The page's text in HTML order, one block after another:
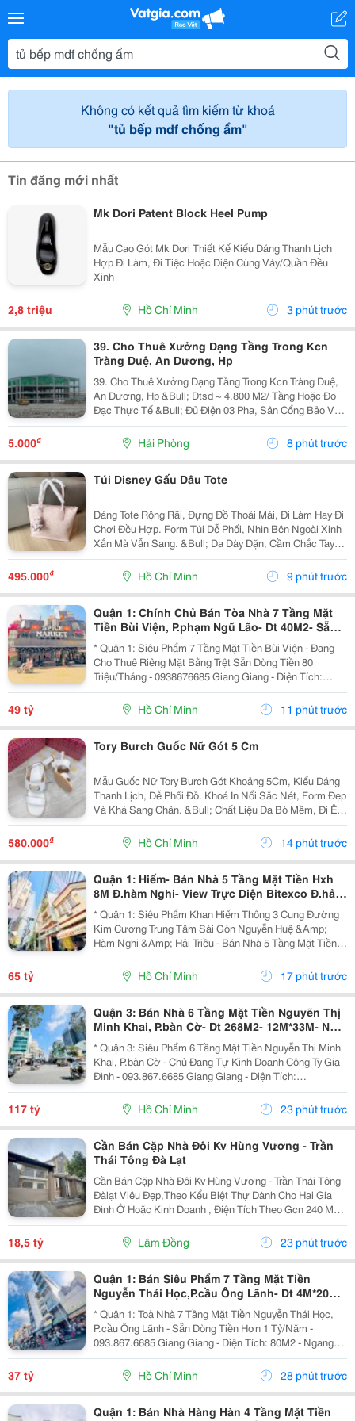
Không có kết quả tìm kiếm từ khoá
"tủ bếp mdf chống ẩm"
Tin đăng mới nhất
Mk Dori Patent Block Heel Pump
Mẫu Cao Gót Mk Dori Thiết Kế Kiểu Dáng Thanh Lịch
Hợp Đi Làm, Đi Tiệc Hoặc Diện Cùng Váy/Quần Đều
Xinh
2,8 triệu Hồ Chí Minh 3 phút trước
39. Cho Thuê Xưởng Dạng Tầng Trong Kcn
Tràng Duệ, An Dương, Hp
39. Cho Thuê Xưởng Dạng Tầng Trong Kcn Tràng Duệ,
An Dương, Hp &Bull; Dtsd ~ 4.800 M2/ Tầng Hoặc Đo
Đạc Thực Tế &Bull; Đủ Điện 03 Pha, Sân Cổng Bảo Vệ,
Pccc Tự Động, Mới 100% &Bull; Giá Chào Thuê 5.25
Usd/ M2/ Tháng
5.000₫ Hải Phòng 8 phút trước
Túi Disney Gấu Dâu Tote
Dáng Tote Rộng Rãi, Đựng Đồ Thoải Mái, Đi Làm Hay Đi
Chơi Đều Hợp. Form Túi Dễ Phối, Nhìn Bên Ngoài Xinh
Xắn Mà Vẫn Sang. &Bull; Da Dày Dặn, Cầm Chắc Tay
&Bull; Hoạ Tiết Dập Nổi Sắc Nét, Nhìn Rất Đẹp &Bull;
Kèm Keychain Gấu Cực Xinh &Bull; Full Box...
495.000₫ Hồ Chí Minh 9 phút trước
Quận 1: Chính Chủ Bán Tòa Nhà 7 Tầng Mặt
Tiền Bùi Viện, P.phạm Ngũ Lão- Dt 40M2- Sẵn
Hdt Riêng Tầng Trệt 80Tr/Th- Vị Trí Vip Nhất
Tại
* Quận 1: Siêu Phẩm 7 Tầng Mặt Tiền Bùi Viện - Đang
Cho Thuê Riêng Mặt Bằng Trệt Sẵn Dòng Tiền 80
Triệu/Tháng - 0938676685 Giang Giang - Diện Tích:
38M2 - Ngang 2,85M Nở Hậu 5,55M * 11M. - Kết Cấu: 7
Tầng - Sân Thượng - Sẵn 11 Phòng Dịch Vụ - 12...
49 tỷ Hồ Chí Minh 11 phút trước
Tory Burch Guốc Nữ Gót 5 Cm
Mẫu Guốc Nữ Tory Burch Gót Khoảng 5Cm, Kiểu Dáng
Thanh Lịch, Dễ Phối Đồ. Khoá In Nổi Sắc Nét, Form Đẹp
Và Khá Sang Chân. &Bull; Chất Liệu Da Bò Mềm, Đi Êm
Chân &Bull; Lót Da Mềm, Tạo Cảm Giác Thoải Mái Khi
Mang Lâu &Bull; Chi Tiết Khoá In Nổi Sắc...
580.000₫ Hồ Chí Minh 14 phút trước
Quận 1: Hiếm- Bán Nhà 5 Tầng Mặt Tiền Hxh
8M Đ.hàm Nghi- View Trực Diện Bitexco Đ.hải
Triều - 30M Đến Phố Hoa Nguyễn Huệ- Dt
4,5M*19M- Sẵn Hdt
* Quận 1: Siêu Phẩm Khan Hiếm Thông 3 Cung Đường
Kim Cương Trung Tâm Sài Gòn Nguyễn Huệ &Amp;
Hàm Nghi &Amp; Hải Triều - Bán Nhà 5 Tầng Mặt Tiền
Hẻm Xe Hơi Ngủ Trong Nhà Đ.hàm Nghi, P.sài Gòn -
093.867.6685 Giang Giang - Diện Tích: 70M2 - Ngang...
65 tỷ Hồ Chí Minh 17 phút trước
Quận 3: Bán Nhà 6 Tầng Mặt Tiền Nguyẽn Thị
Minh Khai, P.bàn Cờ- Dt 268M2- 12M*33M- Nhà
Thiết Kế Sân Siêu Rộng Để Xe- Khai Thác Giá
Trị Đa
* Quận 3: Siêu Phẩm 6 Tầng Mặt Tiền Nguyễn Thị Minh
Khai, P.bàn Cờ - Chủ Đang Tự Kinh Doanh Công Ty Gia
Đình - 093.867.6685 Giang Giang - Diện Tích:
140M2/268M2 - Ngang 4M Nở Hậu 12M * 33M. - Kết
Cấu: 6 Tầng - Sân Thượng - Thang Máy - Sẵn 1 Phòng...
117 tỷ Hồ Chí Minh 23 phút trước
Cần Bán Cặp Nhà Đôi Kv Hùng Vương - Trần
Thái Tông Đà Lạt
Cần Bán Cặp Nhà Đôi Kv Hùng Vương - Trần Thái Tông
Đàlạt Viêu Đẹp,Theo Kểu Biệt Thự Dành Cho Hai Gia
Đình Ở Hoặc Kinh Doanh , Điện Tích Theo Gcn 240 M2
Xd Hiện Trạng 270 M2 Nhà 8P Ngủ Hai Căn Đều Có Bếp
Pk Riêng Gara Và Sân Đậu 4Xe Ôtô Giá 18T500...
18,5 tỷ Lâm Đồng 23 phút trước
Quận 1: Bán Siêu Phẩm 7 Tầng Mặt Tiền
Nguyễn Thái Học,P.cầu Ông Lãnh- Dt 4M*20M
Sh Vuông Đẹp- Dòng Tiền Đều Hơn 1 Tỷ/Năm-
Chính
* Quận 1: Toà Nhà 7 Tầng Mặt Tiền Nguyễn Thái Học,
P.cầu Ông Lãnh - Sẵn Dòng Tiền Hơn 1 Tỷ/Năm -
093.867.6685 Giang Giang - Diện Tích: 80M2 - Ngang
4M * 20M. - Kết Cấu: 7 Tầng - Thang Máy - 12 Phòng Mỗi
Tầng 2 Phòng Lớn. - Dòng Tiền Khai Thác Full...
37 tỷ Hồ Chí Minh 28 phút trước
Quận 1: Bán Nhà Hàng Hàn 4 Tầng Mặt Tiền